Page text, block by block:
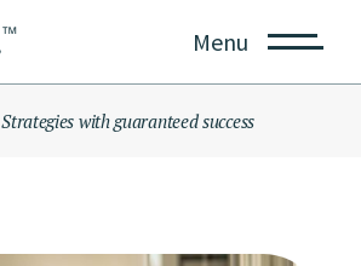
Menu
Strategies with guaranteed success